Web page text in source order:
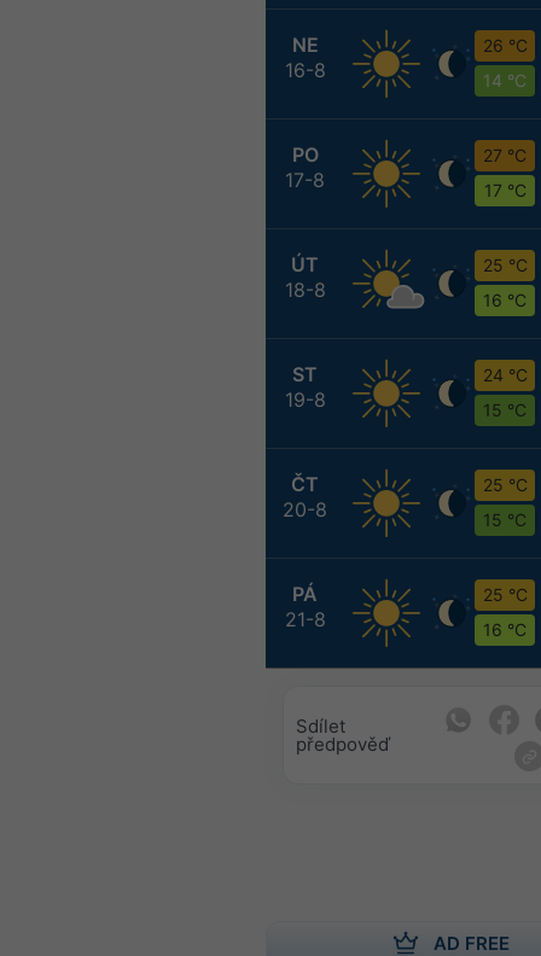
NE
16-8
26 °C
14 °C
PO
17-8
27 °C
17 °C
ÚT
18-8
25 °C
16 °C
ST
19-8
24 °C
15 °C
ČT
20-8
25 °C
15 °C
PÁ
21-8
25 °C
16 °C
Sdílet
předpověď
AD FREE